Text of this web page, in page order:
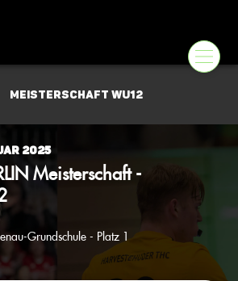
Meisterschaft wU12
2025
Meisterschaft -
Grundschule - Platz 1